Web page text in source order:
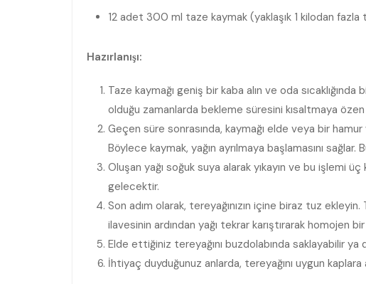
12 adet 300 ml taze kaymak (yaklaşık 1 kilodan fazla
Hazırlanışı:
Taze kaymağı geniş bir kaba alın ve oda
olduğu zamanlarda bekleme süresini kısaltmaya
Geçen süre sonrasında, kaymağı elde veya bir
Böylece kaymak, yağın ayrılmaya başlamasını
Oluşan yağı soğuk suya alarak yıkayın ve bu işlemi
gelecektir.
Son adım olarak, tereyağınızın içine biraz tuz
ilavesinin ardından yağı tekrar karıştırarak homojen
Elde ettiğiniz tereyağını buzdolabında saklayabilir
İhtiyaç duyduğunuz anlarda, tereyağını uygun